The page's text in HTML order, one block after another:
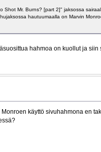
Mr. Burns? [part 2]" jaksossa
hautuumaalla on Marvin
hahmoa on kuollut ja siin
käyttö sivuhahmona en